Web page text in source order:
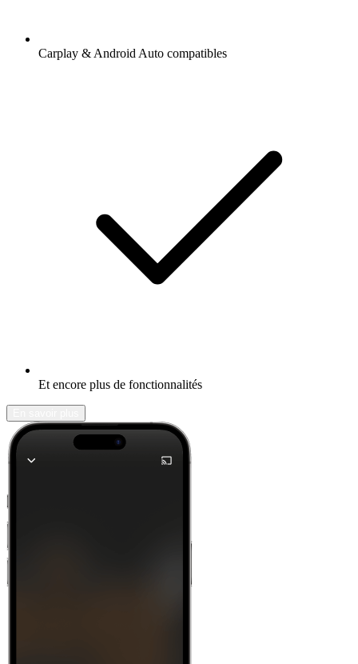
Carplay & Android Auto compatibles
Et encore plus de fonctionnalités